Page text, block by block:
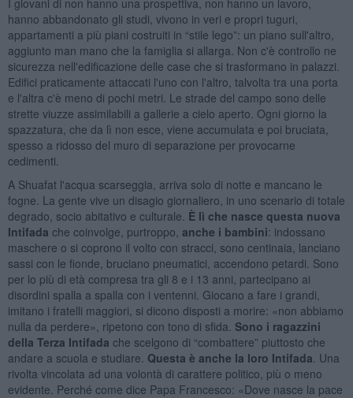
hanno abbandonato gli studi, vivono in veri e propri tuguri,
appartamenti a più piani costruiti in “stile lego”: un piano sull'altro,
aggiunto man mano che la famiglia si allarga. Non c'è controllo ne
sicurezza nell'edificazione delle case che si trasformano in palazzi.
Edifici praticamente attaccati l'uno con l'altro, talvolta tra una porta
e l'altra c'è meno di pochi metri. Le strade del campo sono delle
strette viuzze assimilabili a gallerie a cielo aperto. Ogni giorno la
spazzatura, che da lì non esce, viene accumulata e poi bruciata,
spesso a ridosso del muro di separazione per provocarne
cedimenti.
A Shuafat l'acqua scarseggia, arriva solo di notte e mancano le
fogne. La gente vive un disagio giornaliero, in uno scenario di totale
degrado, socio abitativo e culturale. È lì che nasce questa nuova
Intifada che coinvolge, purtroppo, anche i bambini: indossano
maschere o si coprono il volto con stracci, sono centinaia, lanciano
sassi con le fionde, bruciano pneumatici, accendono petardi. Sono
per lo più di età compresa tra gli 8 e i 13 anni, partecipano ai
disordini spalla a spalla con i ventenni. Giocano a fare i grandi,
imitano i fratelli maggiori, si dicono disposti a morire: «non abbiamo
nulla da perdere», ripetono con tono di sfida. Sono i ragazzini
della Terza Intifada che scelgono di “combattere” piuttosto che
andare a scuola e studiare. Questa è anche la loro Intifada . Una
rivolta vincolata ad una volontà di carattere politico, più o meno
evidente. Perché come dice Papa Francesco: «Dove nasce la pace